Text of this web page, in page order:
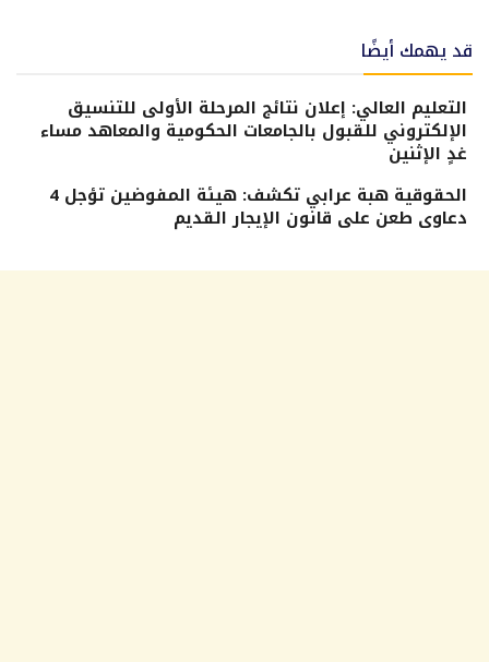
قد يهمك أيضًا
التعليم العالي: إعلان نتائج المرحلة الأولى للتنسيق
الإلكتروني للقبول بالجامعات الحكومية والمعاهد مساء
غدٍ الإثنين
الحقوقية هبة عرابي تكشف: هيئة المفوضين تؤجل 4
دعاوى طعن على قانون الإيجار القديم